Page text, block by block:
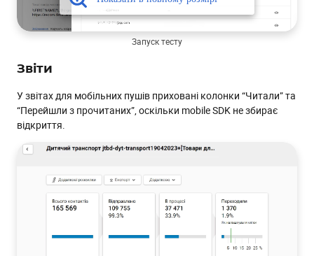
Запуск тесту
Звіти
У звітах для мобільних пушів приховані колонки “Читали” та
“Перейшли з прочитаних”, оскільки mobile SDK не збирає
відкриття.